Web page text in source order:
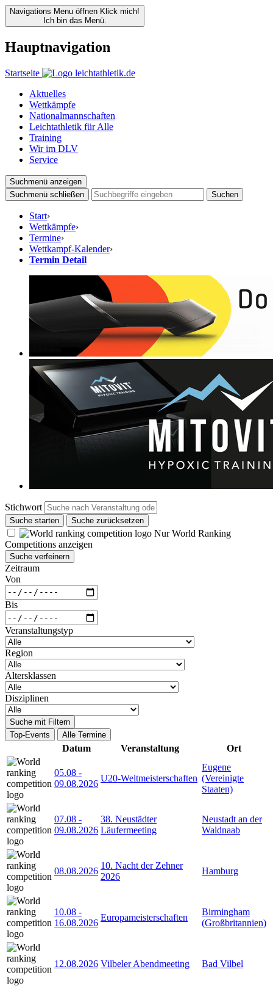
Navigations Menu öffnen Klick mich!
Ich bin das Menü.
Hauptnavigation
Startseite
Aktuelles
Wettkämpfe
Nationalmannschaften
Leichtathletik für Alle
Training
Wir im DLV
Service
Suchmenü anzeigen
Suchmenü schließen
Suchen
Start›
Wettkämpfe›
Termine›
Wettkampf-Kalender›
Termin Detail
Stichwort
Suche starten Suche zurücksetzen
Nur World Ranking
Competitions anzeigen
Suche verfeinern
Zeitraum
Von
Bis
Veranstaltungstyp
Region
Altersklassen
Disziplinen
Suche mit Filtern
Top-Events
Alle Termine
Datum Veranstaltung Ort
05.08 -
09.08.2026
U20-Weltmeisterschaften
Eugene
(Vereinigte
Staaten)
07.08 -
09.08.2026
38. Neustädter
Läufermeeting
Neustadt an der
Waldnaab
08.08.2026
10. Nacht der Zehner
2026
Hamburg
10.08 -
16.08.2026
Europameisterschaften
Birmingham
(Großbritannien)
12.08.2026 Vilbeler Abendmeeting Bad Vilbel